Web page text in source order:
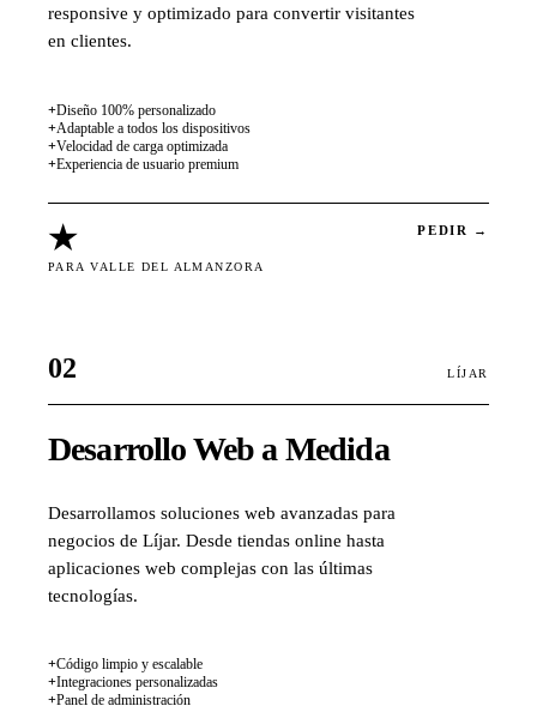
responsive y optimizado para convertir visitantes
en clientes.
+Diseño 100% personalizado
+Adaptable a todos los dispositivos
+Velocidad de carga optimizada
+Experiencia de usuario premium
★
PARA VALLE DEL ALMANZORA
PEDIR →
02 LÍJAR
Desarrollo Web a Medida
Desarrollamos soluciones web avanzadas para
negocios de Líjar. Desde tiendas online hasta
aplicaciones web complejas con las últimas
tecnologías.
+Código limpio y escalable
+Integraciones personalizadas
+Panel de administración